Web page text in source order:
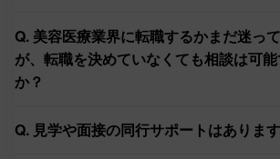
Q. 美容医療業界に転職するかまだ迷っ
が、転職を決めていなくても相談は可能
か？
Q. 見学や面接の同行サポートはありま